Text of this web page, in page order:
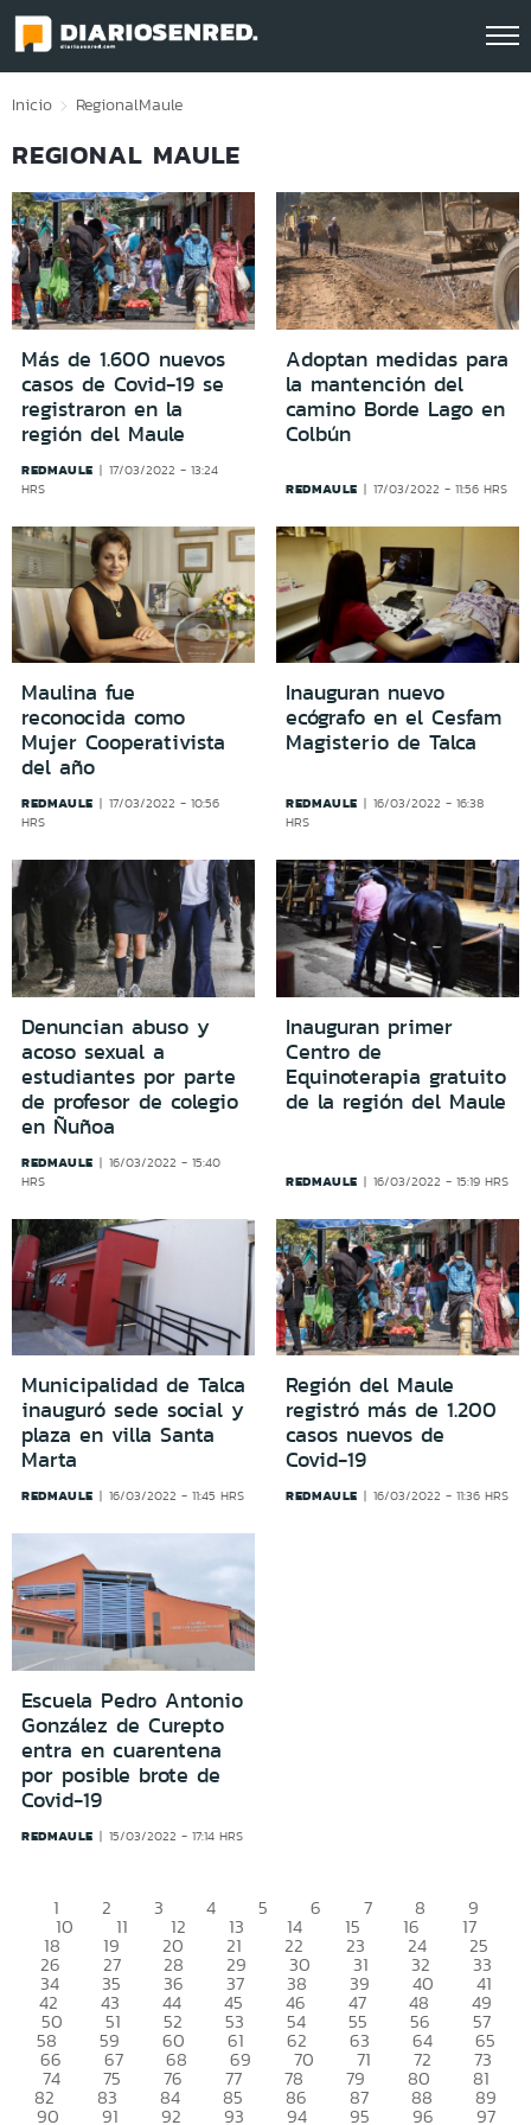
Click acá para ir directamente al contenido
Inicio RegionalMaule
REGIONAL MAULE
Más de 1.600 nuevos
casos de Covid-19 se
registraron en la
región del Maule
REDMAULE
17/03/2022 - 13:24
HRS
Adoptan medidas para
la mantención del
camino Borde Lago en
Colbún
REDMAULE 17/03/2022 - 11:56 HRS
Maulina fue
reconocida como
Mujer Cooperativista
del año
REDMAULE
17/03/2022 - 10:56
HRS
Inauguran nuevo
ecógrafo en el Cesfam
Magisterio de Talca
REDMAULE
16/03/2022 - 16:38
HRS
Denuncian abuso y
acoso sexual a
estudiantes por parte
de profesor de colegio
en Ñuñoa
REDMAULE
16/03/2022 - 15:40
HRS
Inauguran primer
Centro de
Equinoterapia gratuito
de la región del Maule
REDMAULE 16/03/2022 - 15:19 HRS
Municipalidad de Talca
inauguró sede social y
plaza en villa Santa
Marta
REDMAULE 16/03/2022 - 11:45 HRS
Región del Maule
registró más de 1.200
casos nuevos de
Covid-19
REDMAULE 16/03/2022 - 11:36 HRS
Escuela Pedro Antonio
González de Curepto
entra en cuarentena
por posible brote de
Covid-19
REDMAULE 15/03/2022 - 17:14 HRS
1 2 3 4 5 6 7 8 9
10 11 12 13 14 15 16 17
18 19 20 21 22 23 24 25
26 27 28 29 30 31 32 33
34 35 36 37 38 39 40 41
42 43 44 45 46 47 48 49
50 51 52 53 54 55 56 57
58 59 60 61 62 63 64 65
66 67 68 69 70 71 72 73
74 75 76 77 78 79 80 81
82 83 84 85 86 87 88 89
90 91 92 93 94 95 96 97